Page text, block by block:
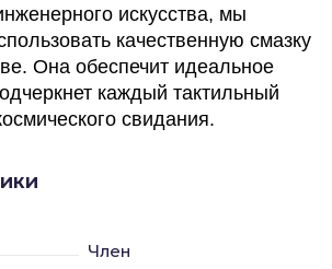
искусства, мы
качественную смазку
Она обеспечит идеальное
каждый тактильный
свидания.
Член